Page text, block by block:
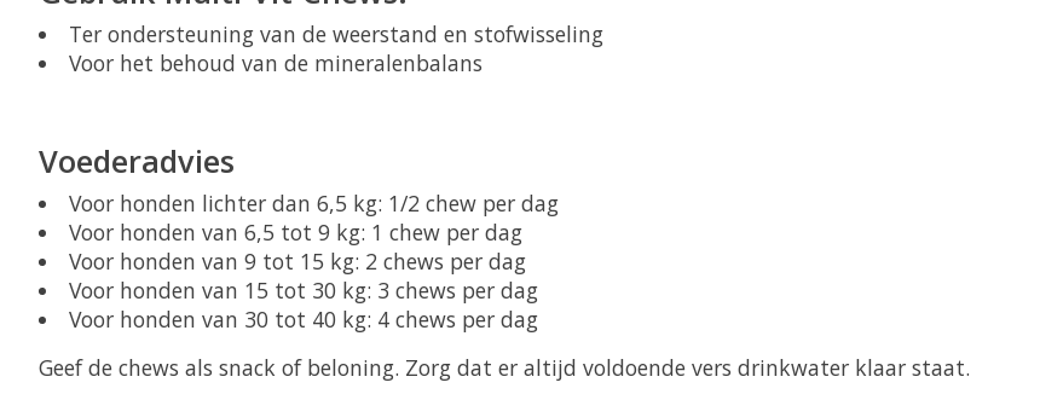
Ter ondersteuning van de weerstand en stofwisseling
Voor het behoud van de mineralenbalans
Voederadvies
Voor honden lichter dan 6,5 kg: 1/2 chew per dag
Voor honden van 6,5 tot 9 kg: 1 chew per dag
Voor honden van 9 tot 15 kg: 2 chews per dag
Voor honden van 15 tot 30 kg: 3 chews per dag
Voor honden van 30 tot 40 kg: 4 chews per dag
Geef de chews als snack of beloning. Zorg dat er altijd voldoende vers drinkwater klaar staat.